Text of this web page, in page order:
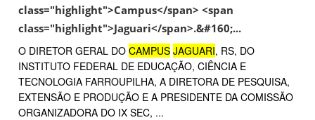
class="highlight">Campus</span> <span
class="highlight">Jaguari</span>.&#160;...
O DIRETOR GERAL DO CAMPUS JAGUARI, RS, DO
INSTITUTO FEDERAL DE EDUCAÇÃO, CIÊNCIA E
TECNOLOGIA FARROUPILHA, A DIRETORA DE PESQUISA,
EXTENSÃO E PRODUÇÃO E A PRESIDENTE DA COMISSÃO
ORGANIZADORA DO IX SEC, ...